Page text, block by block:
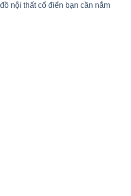
nội thất cổ điển bạn cần nắm